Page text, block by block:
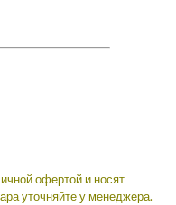
офертой и носят
уточняйте у менеджера.